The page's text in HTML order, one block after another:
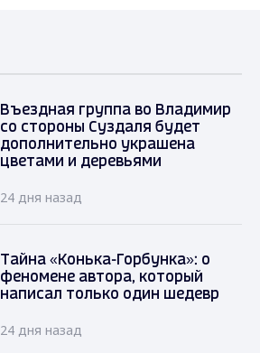
Въездная группа во Владимир
со стороны Суздаля будет
дополнительно украшена
цветами и деревьями
24 дня назад
Тайна «Конька-Горбунка»: о
феномене автора, который
написал только один шедевр
24 дня назад